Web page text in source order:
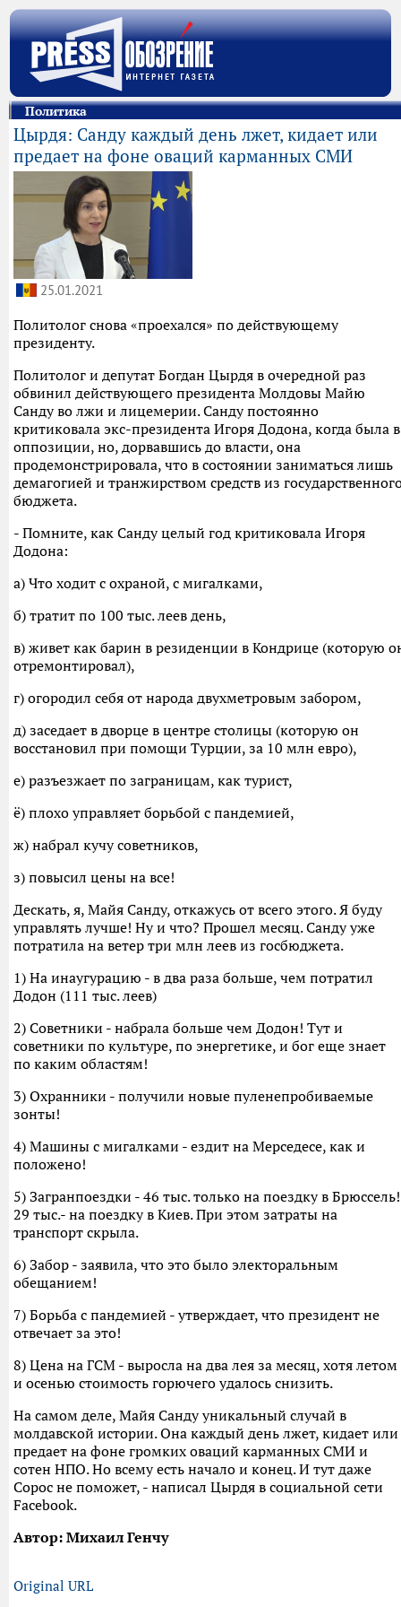
Политика
Цырдя: Санду каждый день лжет, кидает или
предает на фоне оваций карманных СМИ
25.01.2021
Политолог снова «проехался» по действующему
президенту.
Политолог и депутат Богдан Цырдя в очередной раз
обвинил действующего президента Молдовы Майю
Санду во лжи и лицемерии. Санду постоянно
критиковала экс-президента Игоря Додона, когда была в
оппозиции, но, дорвавшись до власти, она
продемонстрировала, что в состоянии заниматься лишь
демагогией и транжирством средств из
бюджета.
- Помните, как Санду целый год критиковала Игоря
Додона:
а) Что ходит с охраной, с мигалками,
б) тратит по 100 тыс. леев день,
в) живет как барин в резиденции в Кондрице (которую
отремонтировал),
г) огородил себя от народа двухметровым забором,
д) заседает в дворце в центре столицы (которую он
восстановил при помощи Турции, за 10 млн евро),
е) разъезжает по заграницам, как турист,
ё) плохо управляет борьбой с пандемией,
ж) набрал кучу советников,
з) повысил цены на все!
Дескать, я, Майя Санду, откажусь от всего этого. Я буду
управлять лучше! Ну и что? Прошел месяц. Санду уже
потратила на ветер три млн леев из госбюджета.
1) На инаугурацию - в два раза больше, чем потратил
Додон (111 тыс. леев)
2) Советники - набрала больше чем Додон! Тут и
советники по культуре, по энергетике, и бог еще знает
по каким областям!
3) Охранники - получили новые пуленепробиваемые
зонты!
4) Машины с мигалками - ездит на Мерседесе, как и
положено!
5) Загранпоездки - 46 тыс. только на поездку в Брюссель!
29 тыс.- на поездку в Киев. При этом затраты на
транспорт скрыла.
6) Забор - заявила, что это было электоральным
обещанием!
7) Борьба с пандемией - утверждает, что президент не
отвечает за это!
8) Цена на ГСМ - выросла на два лея за месяц, хотя летом
и осенью стоимость горючего удалось снизить.
На самом деле, Майя Санду уникальный случай в
молдавской истории. Она каждый день лжет, кидает или
предает на фоне громких оваций карманных СМИ и
сотен НПО. Но всему есть начало и конец. И тут даже
Сорос не поможет, - написал Цырдя в социальной сети
Facebook.
Автор: Михаил Генчу
Original URL